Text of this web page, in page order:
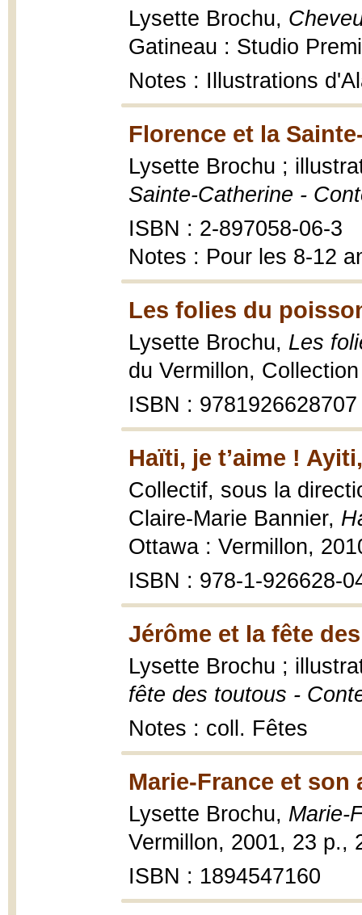
Lysette Brochu,
Gatineau : Studio
Notes : Illustrations
Florence et la
Lysette Brochu ;
Sainte-Catherine -
ISBN : 2-897058-06-3
Notes : Pour les 8-12
Les folies du
Lysette Brochu, Les
du Vermillon,
ISBN : 9781926628707
Haïti, je t’aime !
Collectif, sous la
Claire-Marie Bannier,
Ottawa : Vermillon,
ISBN : 978-1-926628-
Jérôme et la fête
Lysette Brochu ;
fête des toutous -
Notes : coll. Fêtes
Marie-France et son
Lysette Brochu, Marie-
Vermillon, 2001, 23 p.,
ISBN : 1894547160